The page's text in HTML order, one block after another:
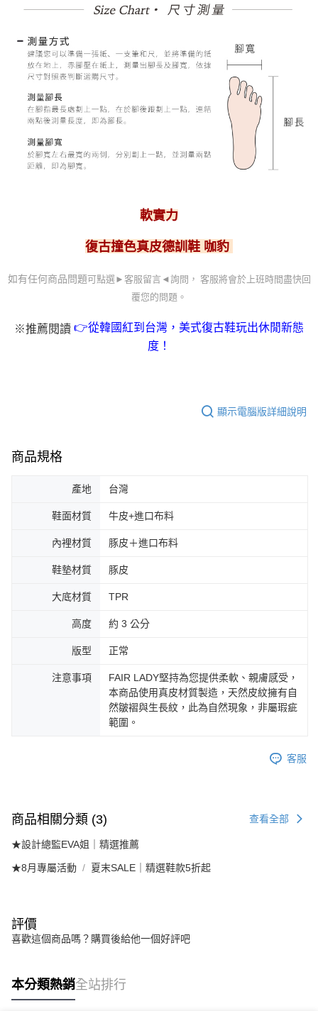
軟實力
復古撞色真皮德訓鞋 咖豹
如有任何商品問題可點選►客服留言◄詢問， 客服將會於上班時間盡快回
覆您的問題。
※推薦閱讀 👉從韓國紅到台灣，美式復古鞋玩出休閒新態
度！
顯示電腦版詳細說明
商品規格
產地 台灣
鞋面材質 牛皮+進口布料
內裡材質 豚皮＋進口布料
鞋墊材質 豚皮
大底材質 TPR
高度 約 3 公分
版型 正常
注意事項
FAIR LADY堅持為您提供柔軟、親膚感受，
本商品使用真皮材質製造，天然皮紋擁有自
然皺褶與生長紋，此為自然現象，非屬瑕疵
範圍。
客服
商品相關分類 (3) 查看全部
★設計總監EVA姐｜精選推薦
★8月專屬活動 夏末SALE｜精選鞋款5折起
評價
喜歡這個商品嗎？購買後給他一個好評吧
本分類熱銷全站排行